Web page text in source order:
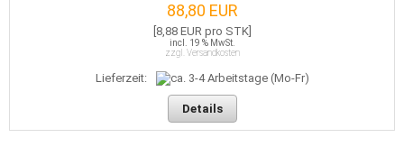
88,80 EUR
[8,88 EUR pro STK]
incl. 19 % MwSt.
zzgl. Versandkosten
Lieferzeit:
Details